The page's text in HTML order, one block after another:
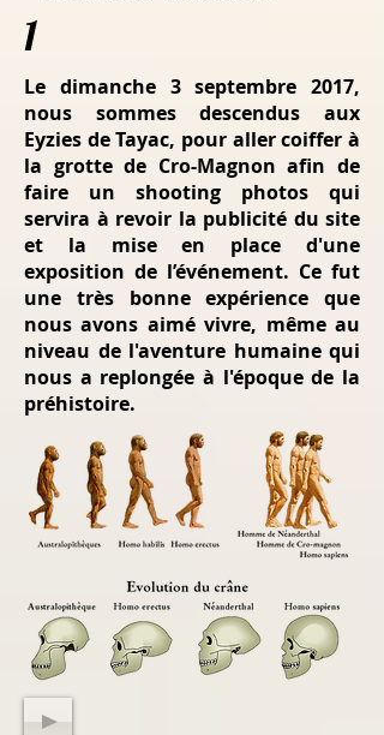
1
Le dimanche 3 septembre 2017,
nous sommes descendus aux
Eyzies de Tayac, pour aller coiffer à
la grotte de Cro-Magnon afin de
faire un shooting photos qui
servira à revoir la publicité du site
et la mise en place d'une
exposition de l’événement. Ce fut
une très bonne expérience que
nous avons aimé vivre, même au
niveau de l'aventure humaine qui
nous a replongée à l'époque de la
préhistoire.